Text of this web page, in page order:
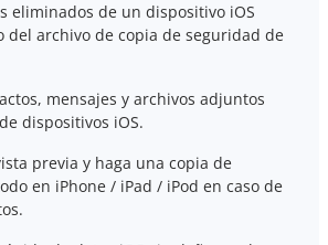
eliminados de un dispositivo iOS
del archivo de copia de seguridad de
mensajes y archivos adjuntos
dispositivos iOS.
previa y haga una copia de
en iPhone / iPad / iPod en caso de